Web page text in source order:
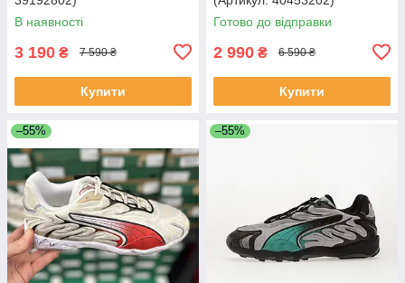
В наявності
3 190 ₴ 7 590 ₴
Купити
Готово до відправки
2 990 ₴ 6 590 ₴
Купити
–55% –55%